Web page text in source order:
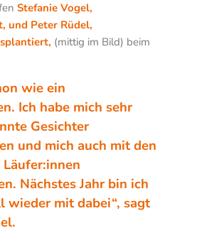
Stefanie Vogel,
und Peter Rüdel,
(mittig im Bild) beim
wie ein
Ich habe mich sehr
Gesichter
und mich auch mit den
Nächstes Jahr bin ich
wieder mit dabei“, sagt